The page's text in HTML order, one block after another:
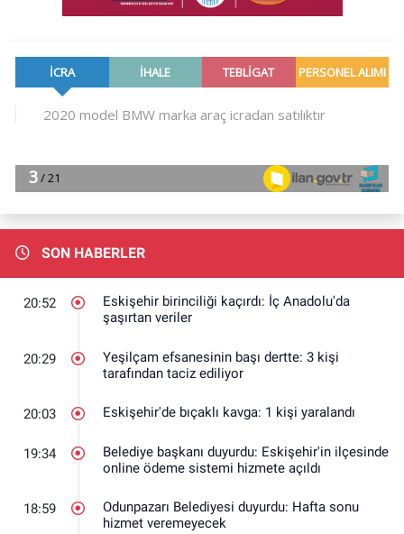
SON HABERLER
20:52
Eskişehir birinciliği kaçırdı: İç Anadolu'da
şaşırtan veriler
20:29
Yeşilçam efsanesinin başı dertte: 3 kişi
tarafından taciz ediliyor
20:03 Eskişehir'de bıçaklı kavga: 1 kişi yaralandı
19:34
Belediye başkanı duyurdu: Eskişehir'in ilçesinde
online ödeme sistemi hizmete açıldı
18:59
Odunpazarı Belediyesi duyurdu: Hafta sonu
hizmet veremeyecek